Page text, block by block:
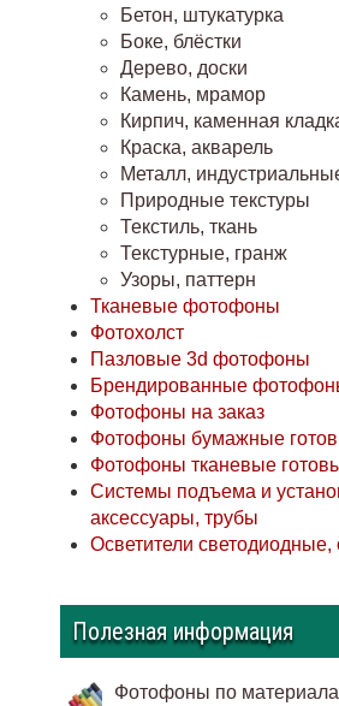
Бетон, штукатурка
Боке, блёстки
Дерево, доски
Камень, мрамор
Кирпич, каменная
Краска, акварель
Металл,
Природные текстуры
Текстиль, ткань
Текстурные, гранж
Узоры, паттерн
Тканевые фотофоны
Фотохолст
Пазловые 3d фотофоны
Брендированные
Фотофоны на заказ
Фотофоны бумажные
Фотофоны тканевые
Системы подъема и
аксессуары, трубы
Осветители светодиодные,
Полезная информация
Фотофоны по